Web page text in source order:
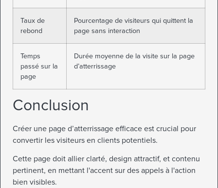
Taux de
rebond
Pourcentage de visiteurs qui quittent la
page sans interaction
Temps
passé sur la
page
Durée moyenne de la visite sur la page
d’atterrissage
Conclusion
Créer une page d’atterrissage efficace est crucial pour
convertir les visiteurs en clients potentiels.
Cette page doit allier clarté, design attractif, et contenu
pertinent, en mettant l'accent sur des appels à l'action
bien visibles.